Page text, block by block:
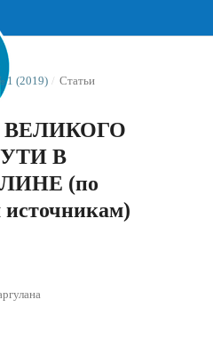
(2019) / Статьи
В
(по
источникам)